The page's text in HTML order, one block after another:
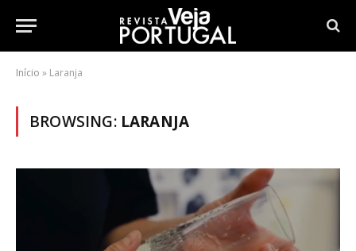
Início » Laranja
BROWSING: LARANJA